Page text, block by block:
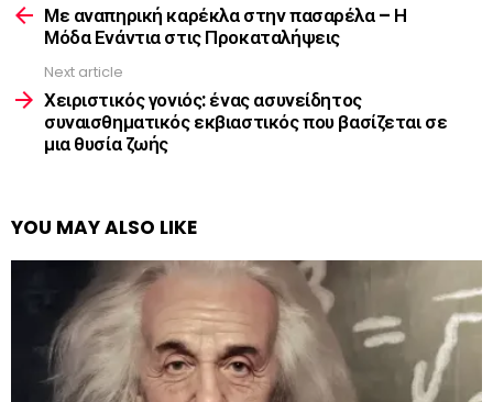
moreΜε αναπηρική καρέκλα στην πασαρέλα – Η
Μόδα Ενάντια στις Προκαταλήψεις
Next article
Χειριστικός γονιός: ένας ασυνείδητος
συναισθηματικός εκβιαστικός που βασίζεται σε
μια θυσία ζωής
YOU MAY ALSO LIKE